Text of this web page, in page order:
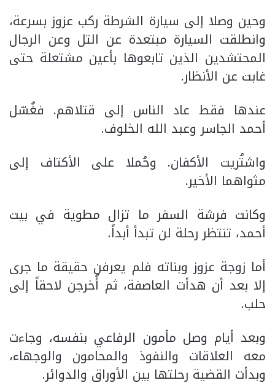
وحين وصلا إلى سيارة الشرطة ركب عزوز بسرعة،
وانطلقت السيارة مبتعدة عن التل وعن الرجال
المحتشدين الذين تابعوها بأعين مشتعلة حتى
غابت عن الأنظار.
عندها فقط عاد الناس إلى قتلاهم. فغُسّل
أحمد الجاسر وعبد الله الخلوف.
واشتُريت الأكفان. وحُملا على الأكتاف إلى
مثواهما الأخير.
وكانت فرشة السفر ما تزال مطوية في بيت
أحمد، تنتظر رحلة لن تبدأ أبداً.
أما زوجة عزوز وبناته فلم يعرفن حقيقة ما جرى
إلا بعد أن هدأت العاصفة، ثم أُخرجن لاحقاً إلى
حلب.
وبعد أيام وصل مأمون الرفاعي بنفسه، وجاءت
معه العلاقات والنفوذ والمحامون والوجهاء،
وبدأت القضية رحلتها بين الأوراق والدوائر.